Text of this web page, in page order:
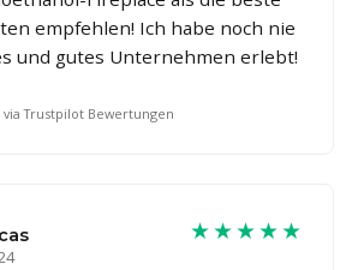
empfehlen! Ich habe noch nie
und gutes Unternehmen erlebt!
via Trustpilot Bewertungen
★★★★★